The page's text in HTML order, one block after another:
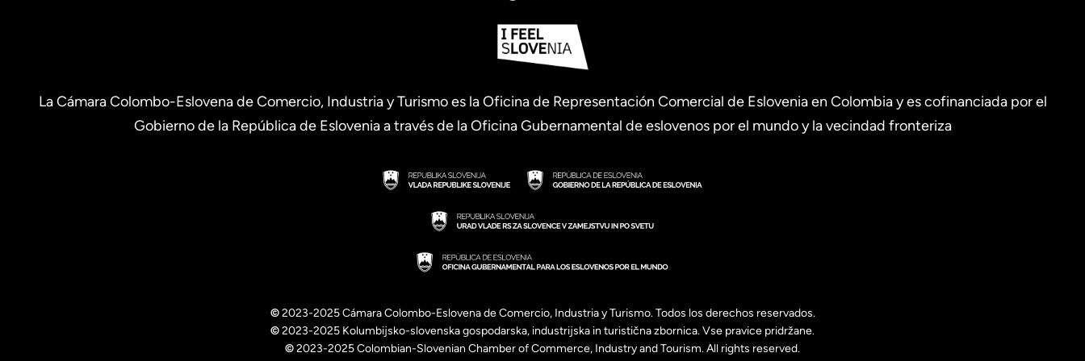
La Cámara Colombo-Eslovena de Comercio, Industria y Turismo es la Oficina de Representación Comercial de Eslovenia en Colombia y es cofinanciada por el
Gobierno de la República de Eslovenia a través de la Oficina Gubernamental de eslovenos por el mundo y la vecindad fronteriza
©2023-2025 Cámara Colombo-Eslovena de Comercio, Industria y Turismo. Todos los derechos reservados.
©2023-2025 Kolumbijsko-slovenska gospodarska, industrijska in turistična zbornica. Vse pravice pridržane.
©2023-2025 Colombian-Slovenian Chamber of Commerce, Industry and Tourism. All rights reserved.